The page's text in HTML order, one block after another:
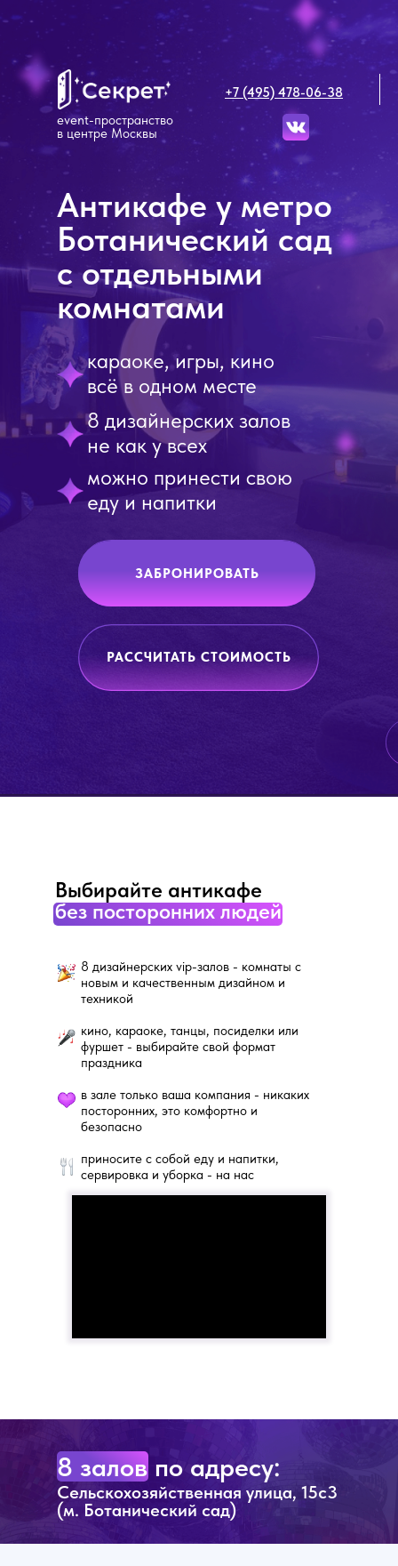
Антикафе у метро
Ботанический сад
с отдельными
комнатами
РАССЧИТАТЬ СТОИМОСТЬ
ЗАБРОНИРОВАТЬ
8 дизайнерских залов
не как у всех
караоке, игры, кино
всё в одном месте
можно принести свою
еду и напитки
event-пространство
в центре Москвы
+7 (495) 478-06-38
8 дизайнерских vip-залов - комнаты с
новым и качественным дизайном и
техникой
кино, караоке, танцы, посиделки или
фуршет - выбирайте свой формат
праздника
в зале только ваша компания - никаких
посторонних, это комфортно и
безопасно
приносите с собой еду и напитки,
сервировка и уборка - на нас
Выбирайте антикафе
без посторонних людей
8 залов по адресу:
Сельскохозяйственная улица, 15с3
(м. Ботанический сад)